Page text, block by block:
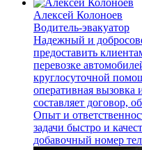
Алексей Колоноев
Водитель-эвакуатор
Надежный и
предоставить
перевозке
круглосуточной
оперативная вызовка
составляет договор,
Опыт и
задачи быстро и
добавочный номер